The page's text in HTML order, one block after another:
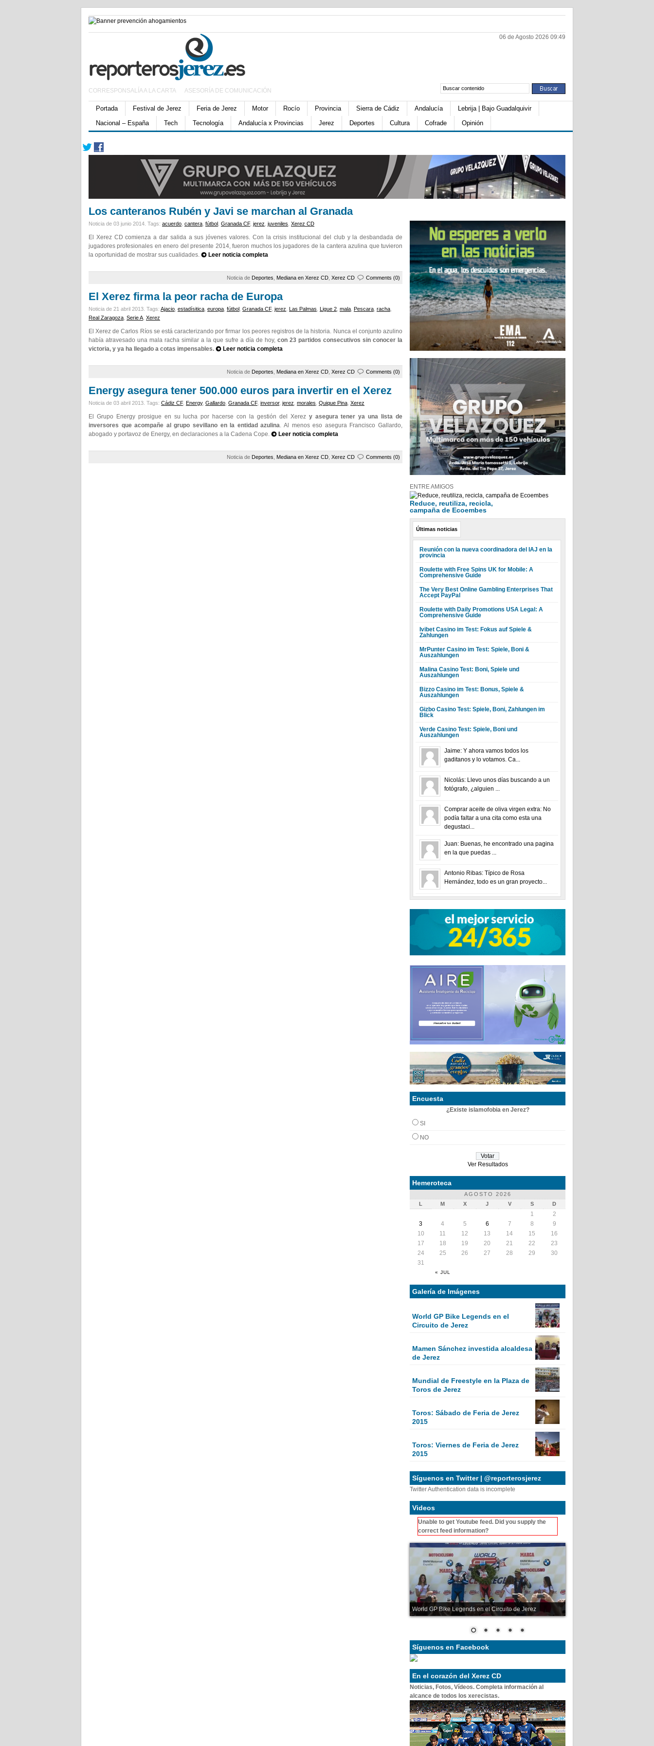
06 de Agosto 2026 09:49
CORRESPONSALÍA A LA CARTA ASESORÍA DE COMUNICACIÓN
Portada Festival de Jerez Feria de Jerez Motor Rocío Provincia Sierra de Cádiz Andalucía
Lebrija | Bajo Guadalquivir
Nacional – España
Tech Tecnología Andalucía x Provincias Jerez Deportes Cultura Cofrade Opinión
Los canteranos Rubén y Javi se marchan al Granada
Noticia de 03 junio 2014. Tags: acuerdo cantera fútbol Granada CF, jerez juveniles Xerez CD
El Xerez CD comienza a dar salida a sus jóvenes valores. Con la crisis institucional del club y la desbandada de
jugadores profesionales en enero del presente 2014, fueron muchos los jugadores de la cantera azulina que tuvieron
la oportunidad de mostrar sus cualidades.
Leer noticia completa
Noticia de Deportes Mediana en Xerez CD Xerez CD Comments (0)
El Xerez firma la peor racha de Europa
Noticia de 21 abril 2013. Tags: Ajacio estadísitica europa fútbol Granada CF, jerez Las Palmas Ligue 2 mala Pescara racha
Real Zaragoza Serie A Xerez
El Xerez de Carlos Ríos se está caracterizando por firmar los peores registros de la historia. Nunca el conjunto azulino
había atravesado una mala racha similar a la que sufre a día de hoy, con 23 partidos consecutivos sin conocer la
victoria, y ya ha llegado a cotas impensables.
Leer noticia completa
Noticia de Deportes Mediana en Xerez CD Xerez CD Comments (0)
Energy asegura tener 500.000 euros para invertir en el Xerez
Noticia de 03 abril 2013. Tags: Cádiz CF, Energy, Gallardo Granada CF, inversor, jerez morales Quique Pina Xerez
El Grupo Energy prosigue en su lucha por hacerse con la gestión del Xerez y asegura tener ya una lista de
inversores que acompañe al grupo sevillano en la entidad azulina. Al menos eso asegura Francisco Gallardo,
abogado y portavoz de Energy, en declaraciones a la Cadena Cope.
Leer noticia completa
Noticia de Deportes Mediana en Xerez CD Xerez CD Comments (0)
ENTRE AMIGOS
Reduce, reutiliza, recicla,
campaña de Ecoembes
Últimas noticias
Reunión con la nueva coordinadora del IAJ en la
provincia
Roulette with Free Spins UK for Mobile: A
Comprehensive Guide
The Very Best Online Gambling Enterprises That
Accept PayPal
Roulette with Daily Promotions USA Legal: A
Comprehensive Guide
Ivibet Casino im Test: Fokus auf Spiele &
Zahlungen
MrPunter Casino im Test: Spiele, Boni &
Auszahlungen
Malina Casino Test: Boni, Spiele und
Auszahlungen
Bizzo Casino im Test: Bonus, Spiele &
Auszahlungen
Gizbo Casino Test: Spiele, Boni, Zahlungen im
Blick
Verde Casino Test: Spiele, Boni und
Auszahlungen
Jaime: Y ahora vamos todos los
gaditanos y lo votamos. Ca...
Nicolás: Llevo unos días buscando a un
fotógrafo, ¿alguien ...
Comprar aceite de oliva virgen extra: No
podía faltar a una cita como esta una
degustaci...
Juan: Buenas, he encontrado una pagina
en la que puedas ...
Antonio Ribas: Típico de Rosa
Hernández, todo es un gran proyecto...
Encuesta
¿Existe islamofobia en Jerez?
SI
NO
Ver Resultados
Hemeroteca
AGOSTO 2026
L
M X J V S D
« JUL
1
2
3
4 5 6 7 8
9
10
11 12 13 14 15
16
17
18 19 20 21 22
23
24
25 26 27 28 29
30
31
Galería de Imágenes
World GP Bike Legends en el
Circuito de Jerez
Mamen Sánchez investida alcaldesa
de Jerez
Mundial de Freestyle en la Plaza de
Toros de Jerez
Toros: Sábado de Feria de Jerez
2015
Toros: Viernes de Feria de Jerez
2015
Síguenos en Twitter | @reporterosjerez
Twitter Authentication data is incomplete
Videos
Unable to get Youtube feed. Did you supply the
correct feed information?
World GP Bike Legends en el Circuito de Jerez
Síguenos en Facebook
En el corazón del Xerez CD
Noticias, Fotos, Vídeos. Completa información al
alcance de todos los xerecistas.